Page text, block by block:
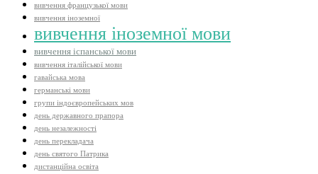
вивчення французької мови
вивчення іноземної
вивчення іноземної мови
вивчення іспанської мови
вивчення італійської мови
гавайська мова
германські мови
групи індоєвропейських мов
день державного прапора
день незалежності
день перекладача
день святого Патрика
дистанційна освіта